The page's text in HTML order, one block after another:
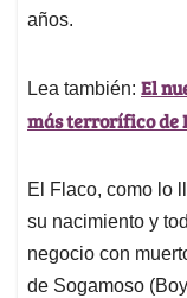
años.
Lea también: El
más terrorífico de
El Flaco, como lo
su nacimiento y
negocio con
de Sogamoso